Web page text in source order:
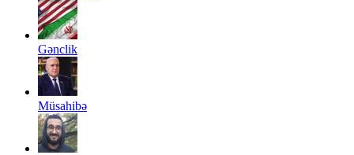
Gənclik
Müsahibə